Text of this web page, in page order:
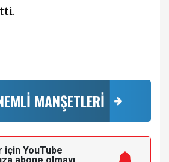
MANŞETLERİ
için YouTube
abone olmayı